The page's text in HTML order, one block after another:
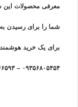
معرفی محصولات این
شما را برای رسیدن به
برای یک خرید
۰۹۳۵۶۸۰۵۴۵۴ – ۰۹۱۹۸۱۶۶۵۹۳